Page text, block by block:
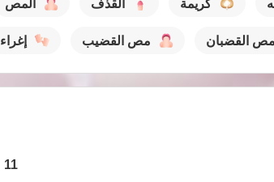
كريمة القذف المص
مص القضبان مص القضيب إغراء
11 TKN